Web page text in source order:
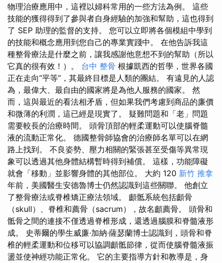
物理治療應用中，這裡以婦科常用的一些方法為例。 這些
技能的獲得得到了參與者自身經驗的加強和幫助，這也得到
了 SEP 助理的監督的支持。 您可以立即將各個模組中學到
的技能和概念應用到您自己的專業實踐中。 在他告訴我這
種整骨療法是什麼之前，讓我感謝他意想不到的幫助（所以
它真的很有效！）。 台中 整骨 根據凱西的哲學，世界各國
正在走向“平等”，其最終目標是人類的團結。 有遠見的人認
為，最偉大、最自由的國家將是為他人服務的國家。 然
而，這與最近的看法相矛盾，但如果我們考慮到商品的廉價
和微薄的利潤，這已經是現實了。 疑難問題和「老」問題
需要較長的治療時間。 頭骨頂部的輕柔運動可以使腦脊髓
液的流動正常化。 德國整骨師協會的治療師名單可以在網
路上找到。 不良姿勢、壓力相關的緊張甚至受傷等異常現
象可以透過其他身體結構暫時得到補償。 這樣，功能障礙
就會「移動」並影響身體的其他部位。 大約 120 新竹 推拿
年前，美國醫生安德魯博士仍然認識到這些關聯。 他創立
了整骨療法或脊椎矯正療法領域。 顱骶系統包括顱骨
（skull）、脊椎和薦骨（sacrum），故名顱薦骨。 頭骨和
骶骨之間的連接不僅透過脊椎形成，還透過腦膜和脊髓液形
成。 史蒂爾的學生威廉·加納·薩瑟蘭博士認識到，頭骨和脊
椎的輕柔運動和位移可以協調顱骶節律，從而使腦脊髓液振
盪並使神經功能正常化。 它的主要指導方針和教導是，身